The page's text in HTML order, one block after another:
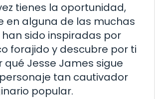
tienes la oportunidad,
en alguna de las muchas
sido inspiradas por
forajido y descubre por ti
qué Jesse James sigue
tan cautivador
popular.